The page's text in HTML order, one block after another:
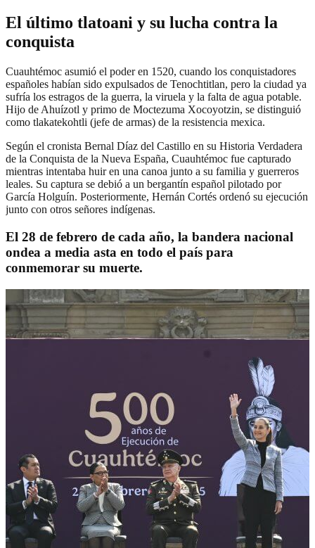
El último tlatoani y su lucha contra la
conquista
Cuauhtémoc asumió el poder en 1520, cuando los conquistadores
españoles habían sido expulsados de Tenochtitlan, pero la ciudad ya
sufría los estragos de la guerra, la viruela y la falta de agua potable.
Hijo de Ahuízotl y primo de Moctezuma Xocoyotzin, se distinguió
como tlakatekohtli (jefe de armas) de la resistencia mexica.
Según el cronista Bernal Díaz del Castillo en su Historia Verdadera
de la Conquista de la Nueva España, Cuauhtémoc fue capturado
mientras intentaba huir en una canoa junto a su familia y guerreros
leales. Su captura se debió a un bergantín español pilotado por
García Holguín. Posteriormente, Hernán Cortés ordenó su ejecución
junto con otros señores indígenas.
El 28 de febrero de cada año, la bandera nacional
ondea a media asta en todo el país para
conmemorar su muerte.